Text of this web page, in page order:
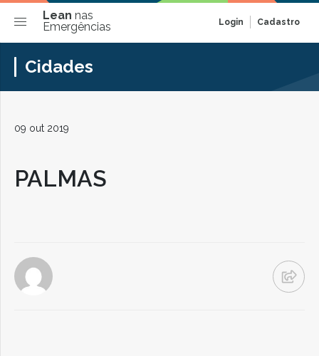
Lean nas
Emergências
Login Cadastro
Cidades
09 out 2019
PALMAS